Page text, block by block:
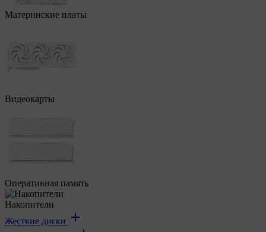
Материнские платы
Видеокарты
Оперативная память
Накопители
Жесткие диски